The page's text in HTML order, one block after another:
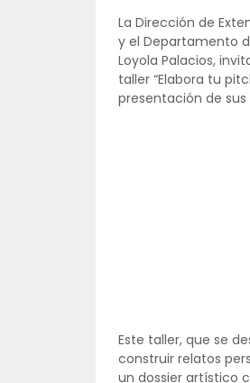
La Dirección de
y el Departamento
Loyola Palacios,
taller “Elabora tu
presentación de
Este taller, que se
construir relatos
un dossier artístico